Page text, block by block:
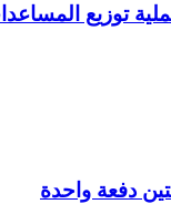
توزيع
دفعة واحدة